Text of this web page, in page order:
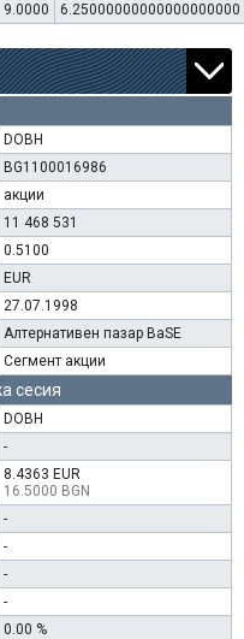
9.0000 6.25000000000000000000
DOBH
BG1100016986
акции
11 468 531
0.5100
EUR
27.07.1998
Алтернативен пазар BaSE
Сегмент акции
сесия
DOBH
-
8.4363 EUR
16.5000 BGN
-
-
-
-
0.00 %